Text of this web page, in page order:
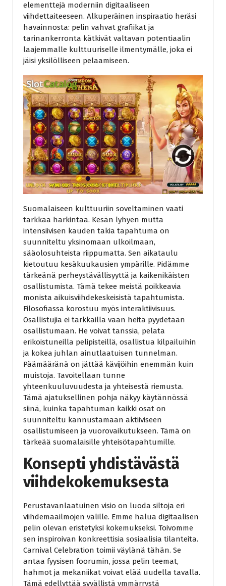
elementtejä moderniin digitaaliseen
viihdettaiteeseen. Alkuperäinen inspiraatio heräsi
havainnosta: pelin vahvat grafiikat ja
tarinankerronta kätkivät valtavan potentiaalin
laajemmalle kulttuuriselle ilmentymälle, joka ei
jäisi yksilölliseen pelaamiseen.
Suomalaiseen kulttuuriin soveltaminen vaati
tarkkaa harkintaa. Kesän lyhyen mutta
intensiivisen kauden takia tapahtuma on
suunniteltu yksinomaan ulkoilmaan,
sääolosuhteista riippumatta. Sen aikataulu
kietoutuu kesäkuukausien ympärille. Pidämme
tärkeänä perheystävällisyyttä ja kaikenikäisten
osallistumista. Tämä tekee meistä poikkeavia
monista aikuisviihdekeskeisistä tapahtumista.
Filosofiassa korostuu myös interaktiivisuus.
Osallistujia ei tarkkailla vaan heitä pyydetään
osallistumaan. He voivat tanssia, pelata
erikoistuneilla pelipisteillä, osallistua kilpailuihin
ja kokea juhlan ainutlaatuisen tunnelman.
Päämääränä on jättää kävijöihin enemmän kuin
muistoja. Tavoitellaan tunne
yhteenkuuluvuudesta ja yhteisestä riemusta.
Tämä ajatuksellinen pohja näkyy käytännössä
siinä, kuinka tapahtuman kaikki osat on
suunniteltu kannustamaan aktiiviseen
osallistumiseen ja vuorovaikutukseen. Tämä on
tärkeää suomalaisille yhteisötapahtumille.
Konsepti yhdistävästä
viihdekokemuksesta
Perustavanlaatuinen visio on luoda siltoja eri
viihdemaailmojen välille. Emme halua digitaalisen
pelin olevan eristetyksi kokemukseksi. Toivomme
sen inspiroivan konkreettisia sosiaalisia tilanteita.
Carnival Celebration toimii väylänä tähän. Se
antaa fyysisen foorumin, jossa pelin teemat,
hahmot ja mekaniikat voivat elää uudella tavalla.
Tämä edellyttää syvällistä ymmärrystä